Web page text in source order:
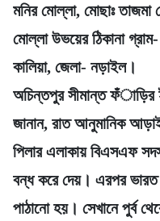
মনির মোল্লা, মোছাঃ
মোল্লা উভয়ের ঠিকানা
কালিয়া, জেলা- নড়াইল।
অচিন্তপুর সীমান্ত ফঁাড়ির
জানান, রাত আনুমানিক
পিলার এলাকায় বিএসএফ
বন্ধ করে দেয়। এরপর ভারত
পাঠানো হয়। সেখানে পুর্ব